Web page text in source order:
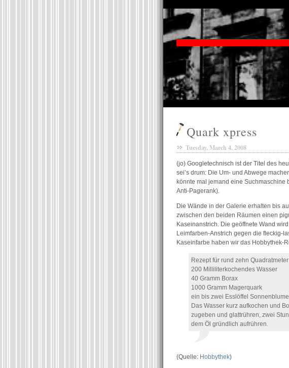
Quark xpress
Tuesday, March 4, 2008
(jo) Googletechnisch ist der Titel des
sei’s drum: Die Um- und Abwege
könnte mal jemand eine Suchmaschine
Anti-Pagerank).
Die Wände in der Galerie erhalten bis
zwischen den beiden Räumen einen
Kaseinanstrich. Die geöffnete Wand
Leimfarben-Anstrich gegen die fleckig-
Kaseinfarbe haben wir das Hobbythek-
Rezept für rund zehn Quadratmeter
200 Milliliterkochendes Wasser
40 Gramm Borax
1000 Gramm Magerquark
ein bis zwei Esslöffel
Das Wasser kurz aufkochen und
zugeben und glattrühren, zwei
dem Öl gründlich aufrühren.
(Quelle: Hobbythek)